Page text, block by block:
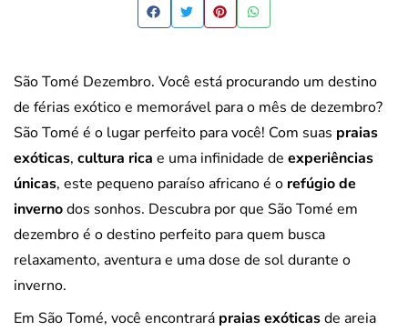
São Tomé Dezembro. Você está procurando um destino
de férias exótico e memorável para o mês de dezembro?
São Tomé é o lugar perfeito para você! Com suas praias
exóticas, cultura rica e uma infinidade de experiências
únicas, este pequeno paraíso africano é o refúgio de
invernodos sonhos. Descubra por que São Tomé em
dezembro é o destino perfeito para quem busca
relaxamento, aventura e uma dose de sol durante o
inverno.
Em São Tomé, você encontrará praias exóticasde areia